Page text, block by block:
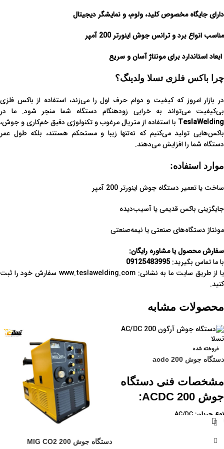
دارای جایگاه مخصوص کلید، ولوم، و نمایشگر دیجیتال
مناسب انواع برد و ترانس جوش اینورتر 200 آمپر
ابعاد استاندارد برای مونتاژ آسان و سریع
چرا باکس فلزی تسلا ولدینگ؟
در بازار امروز که کیفیت و دوام حرف اول را می‌زند، استفاده از باکس فلزی
بی‌کیفیت می‌تواند به خرابی زودهنگام دستگاه شما منجر شود. ما در
TeslaWelding با استفاده از متریال مرغوب و تکنولوژی دقیق خم‌کاری و جوش،
باکس‌هایی تولید می‌کنیم که نه‌تنها زیبا و مستحکم هستند، بلکه طول عمر
دستگاه شما را افزایش می‌دهند.
موارد استفاده:
ساخت یا تعمیر دستگاه جوش اینورتر 200 آمپر
جایگزینی باکس قدیمی یا آسیب‌دیده
مونتاژ دستگاه‌های صنعتی یا نیمه‌صنعتی
سفارش محصول یا مشاوره رایگان:
با ما تماس بگیرید:09125483995
یا از طریق سایت ما به نشانی:www.teslawelding.com سفارش خود را ثبت
کنید.
محصولات مشابه
فروخته شده
دستگاه جوش acdc 200
مشخصات فنی دستگاه
جوش ACDC 200:
نوع جریان:
توان خروجی:
فناوری:
دستگاه جوش MIG CO2 200